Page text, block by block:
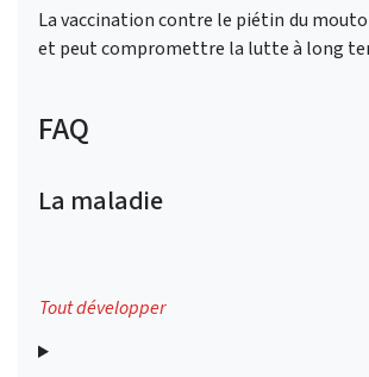
La vaccination contre le piétin du
et peut compromettre la lutte à long
FAQ
La maladie
Tout développer